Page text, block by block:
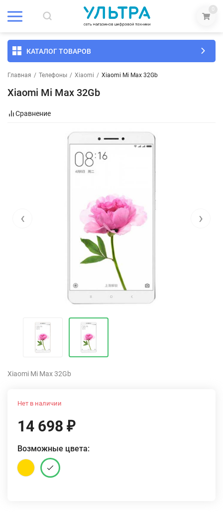
0
КАТАЛОГ ТОВАРОВ
Главная / Телефоны / Xiaomi / Xiaomi Mi Max 32Gb
Xiaomi Mi Max 32Gb
Сравнение
‹ ›
Xiaomi Mi Max 32Gb
Нет в наличии
14 698 ₽
Возможные цвета: